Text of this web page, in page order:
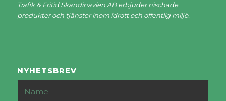
Trafik & Fritid Skandinavien AB erbjuder nischade
produkter och tjänster inom idrott och offentlig miljö.
NYHETSBREV